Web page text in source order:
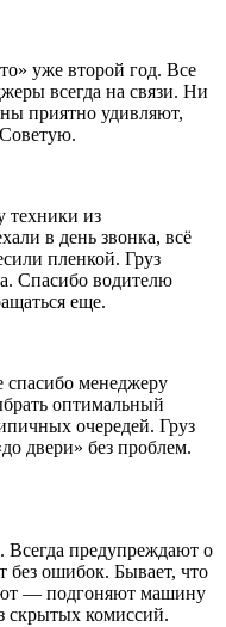
уже второй год. Все
всегда на связи. Ни
приятно удивляют,
техники из
в день звонка, всё
пленкой. Груз
Спасибо водителю
еще.
менеджеру
оптимальный
очередей. Груз
двери» без проблем.
предупреждают о
без ошибок. Бывает, что
— подгоняют машину
скрытых комиссий.